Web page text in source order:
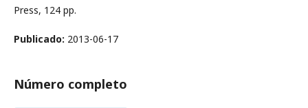
Press, 124 pp.
Publicado: 2013-06-17
Número completo